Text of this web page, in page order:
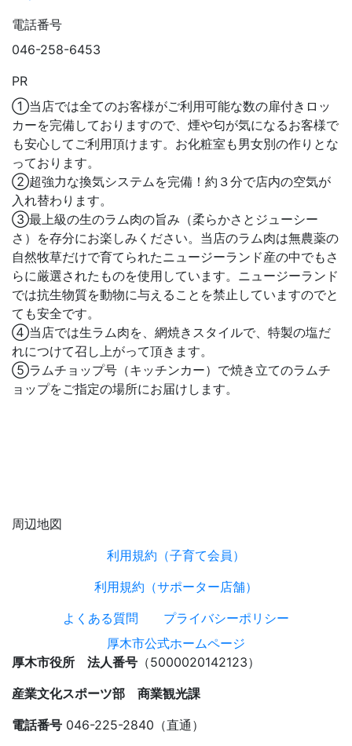
電話番号
046-258-6453
PR
①当店では全てのお客様がご利用可能な数の扉付きロッ
カーを完備しておりますので、煙や匂が気になるお客様で
も安心してご利用頂けます。お化粧室も男女別の作りとな
っております。
②超強力な換気システムを完備！約３分で店内の空気が
入れ替わります。
③最上級の生のラム肉の旨み（柔らかさとジューシー
さ）を存分にお楽しみください。当店のラム肉は無農薬の
自然牧草だけで育てられたニュージーランド産の中でもさ
らに厳選されたものを使用しています。ニュージーランド
では抗生物質を動物に与えることを禁止していますのでと
ても安全です。
④当店では生ラム肉を、網焼きスタイルで、特製の塩だ
れにつけて召し上がって頂きます。
⑤ラムチョップ号（キッチンカー）で焼き立てのラムチ
ョップをご指定の場所にお届けします。
周辺地図
利用規約（子育て会員）
利用規約（サポーター店舗）
よくある質問
プライバシーポリシー
厚木市公式ホームページ
厚木市役所 法人番号 （5000020142123）
産業文化スポーツ部 商業観光課
電話番号 046-225-2840（直通）